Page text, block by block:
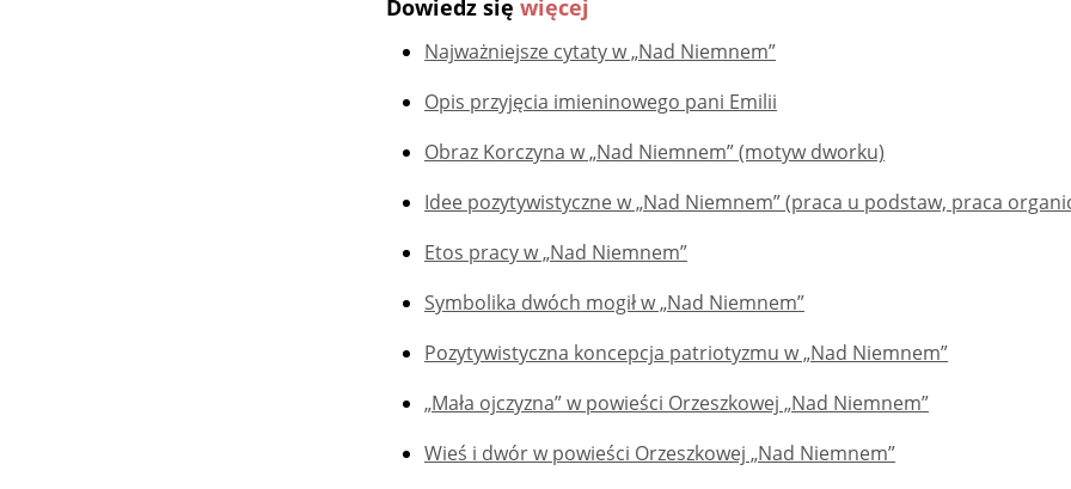
Dowiedz się więcej
Najważniejsze cytaty w „Nad Niemnem”
Opis przyjęcia imieninowego pani Emilii
Obraz Korczyna w „Nad Niemnem” (motyw dworku)
Idee pozytywistyczne w „Nad Niemnem” (praca u podstaw, praca
Etos pracy w „Nad Niemnem”
Symbolika dwóch mogił w „Nad Niemnem”
Pozytywistyczna koncepcja patriotyzmu w „Nad Niemnem”
„Mała ojczyzna” w powieści Orzeszkowej „Nad Niemnem”
Wieś i dwór w powieści Orzeszkowej „Nad Niemnem”